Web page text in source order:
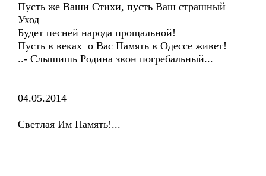
Пусть же Ваши Стихи, пусть Ваш страшный
Уход
Будет песней народа прощальной!
Пусть в веках о Вас Память в Одессе живет!
..- Слышишь Родина звон погребальный...
04.05.2014
Светлая Им Память!...